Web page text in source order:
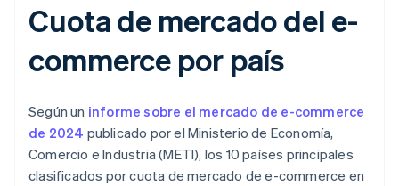
Cuota de mercado del e-
commerce por país
Según un informe sobre el mercado de e-commerce
de 2024 publicado por el Ministerio de Economía,
Comercio e Industria (METI), los 10 países principales
clasificados por cuota de mercado de e-commerce en